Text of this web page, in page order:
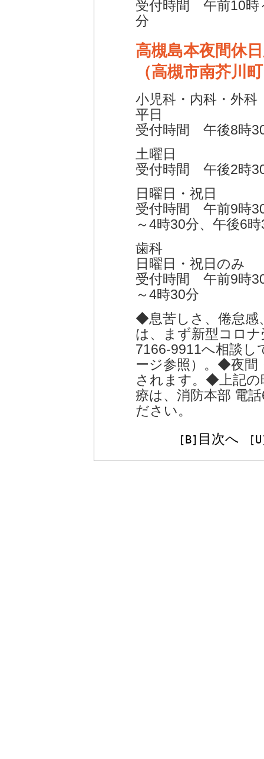
受付時間 午前10時
分
高槻島本夜間休
（高槻市南芥川
小児科・内科・外科
平日
受付時間 午後8時
土曜日
受付時間 午後2時
日曜日・祝日
受付時間 午前9時
～4時30分、午後6
歯科
日曜日・祝日のみ
受付時間 午前9時
～4時30分
◆息苦しさ、倦怠感
は、まず新型コロ
7166-9911へ相談し
ージ参照）。◆夜間
されます。◆上記の
療は、消防本部 電
ださい。
[B] 目次へ